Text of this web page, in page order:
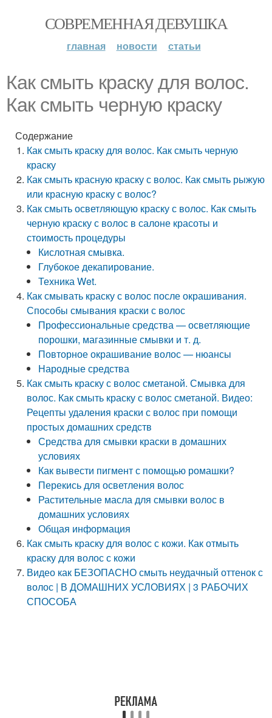
СОВРЕМЕННАЯ ДЕВУШКА
главная новости статьи
Как смыть краску для волос.
Как смыть черную краску
Содержание
Как смыть краску для волос. Как смыть черную
краску
Как смыть красную краску с волос. Как смыть рыжую
или красную краску с волос?
Как смыть осветляющую краску с волос. Как смыть
черную краску с волос в салоне красоты и
стоимость процедуры
Кислотная смывка.
Глубокое декапирование.
Техника Wet.
Как смывать краску с волос после окрашивания.
Способы смывания краски с волос
Профессиональные средства — осветляющие
порошки, магазинные смывки и т. д.
Повторное окрашивание волос — нюансы
Народные средства
Как смыть краску с волос сметаной. Смывка для
волос. Как смыть краску с волос сметаной. Видео:
Рецепты удаления краски с волос при помощи
простых домашних средств
Средства для смывки краски в домашних
условиях
Как вывести пигмент с помощью ромашки?
Перекись для осветления волос
Растительные масла для смывки волос в
домашних условиях
Общая информация
Как смыть краску для волос с кожи. Как отмыть
краску для волос с кожи
Видео как БЕЗОПАСНО смыть неудачный оттенок с
волос | В ДОМАШНИХ УСЛОВИЯХ | 3 РАБОЧИХ
СПОСОБА